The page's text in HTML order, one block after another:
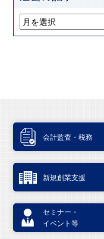
会計監査・税務
新規創業支援
セミナー・
イベント等